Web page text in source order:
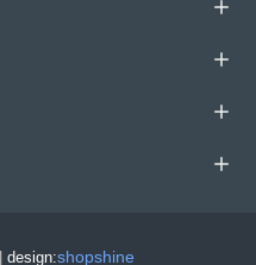
design:shopshine